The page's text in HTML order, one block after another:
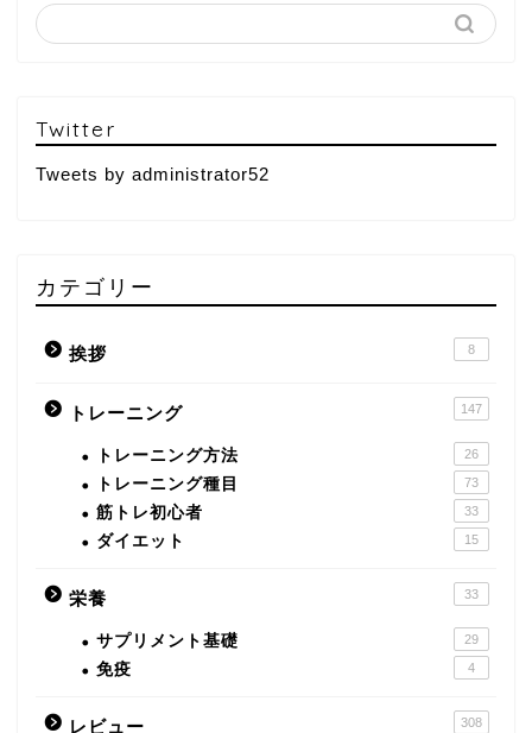
Twitter
Tweets by administrator52
カテゴリー
挨拶 8
トレーニング 147
トレーニング方法 26
トレーニング種目 73
筋トレ初心者 33
ダイエット 15
栄養 33
サプリメント基礎 29
免疫 4
レビュー 308